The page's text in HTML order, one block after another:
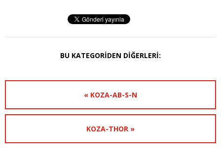
BU KATEGORIDEN DIĞERLERI:
« KOZA-AB-S-N
KOZA-THOR »